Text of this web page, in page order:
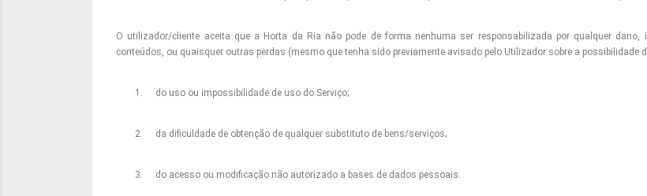
O utilizador/cliente aceita que a Horta da Ria não pode de forma nenhuma ser responsabilizada por qualquer
conteúdos, ou quaisquer outras perdas (mesmo que tenha sido previamente avisado pelo Utilizador sobre a possibilidade
1. do uso ou impossibilidade de uso do Serviço;
2. da dificuldade de obtenção de qualquer substituto de bens/serviços;
3. do acesso ou modificação não autorizado a bases de dados pessoais.